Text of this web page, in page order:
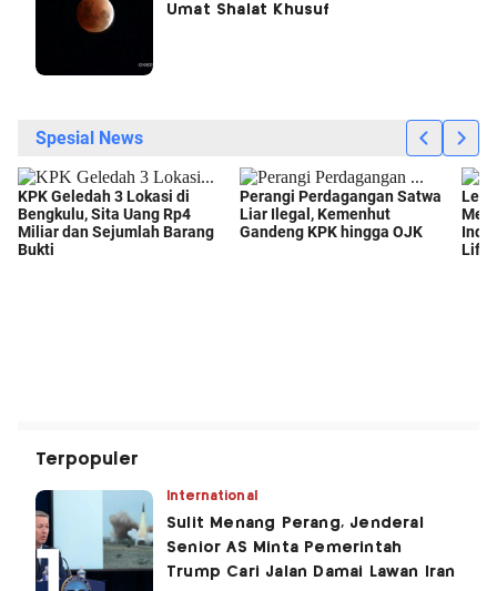
Umat Shalat Khusuf
Terpopuler
International
Sulit Menang Perang, Jenderal
Senior AS Minta Pemerintah
Trump Cari Jalan Damai Lawan Iran